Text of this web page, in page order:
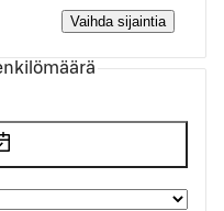
Vaihda sijaintia